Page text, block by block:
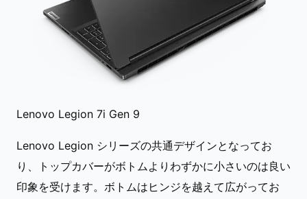
Lenovo Legion 7i Gen 9
Lenovo Legion シリーズの共通デザインとなってお
り、トップカバーがボトムよりわずかに小さいのは良い
印象を受けます。ボトムはヒンジを越えて広がってお